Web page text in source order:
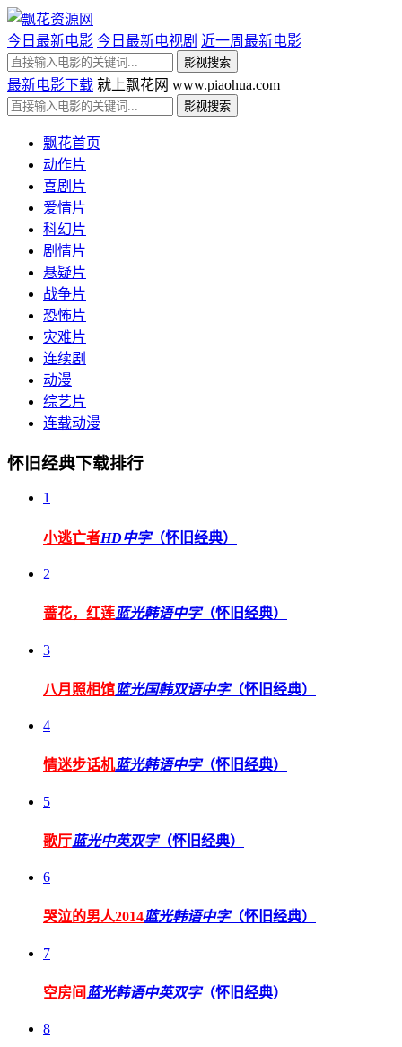
今日最新电影 今日最新电视剧 近一周最新电影
最新电影下载 就上飘花网 www.piaohua.com
飘花首页
动作片
喜剧片
爱情片
科幻片
剧情片
悬疑片
战争片
恐怖片
灾难片
连续剧
动漫
综艺片
连载动漫
怀旧经典下载排行
1
小逃亡者HD中字（怀旧经典）
2
蔷花，红莲蓝光韩语中字（怀旧经典）
3
八月照相馆蓝光国韩双语中字（怀旧经典）
4
情迷步话机蓝光韩语中字（怀旧经典）
5
歌厅蓝光中英双字（怀旧经典）
6
哭泣的男人2014蓝光韩语中字（怀旧经典）
7
空房间 蓝光韩语中英双字（怀旧经典）
8